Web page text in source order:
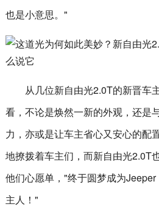
也是小意思。"
从几位新自由光2.0T的新晋车
看，不论是焕然一新的外观，还是
力，亦或是让车主省心又安心的配
地撩拨着车主们，而新自由光2.0T
他们心愿单，"终于圆梦成为
主人！"